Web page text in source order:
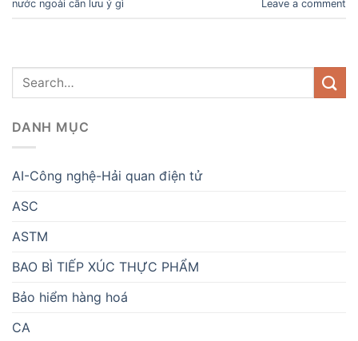
nước ngoài cần lưu ý gì
Leave a comment
DANH MỤC
AI-Công nghệ-Hải quan điện tử
ASC
ASTM
BAO BÌ TIẾP XÚC THỰC PHẨM
Bảo hiểm hàng hoá
CA